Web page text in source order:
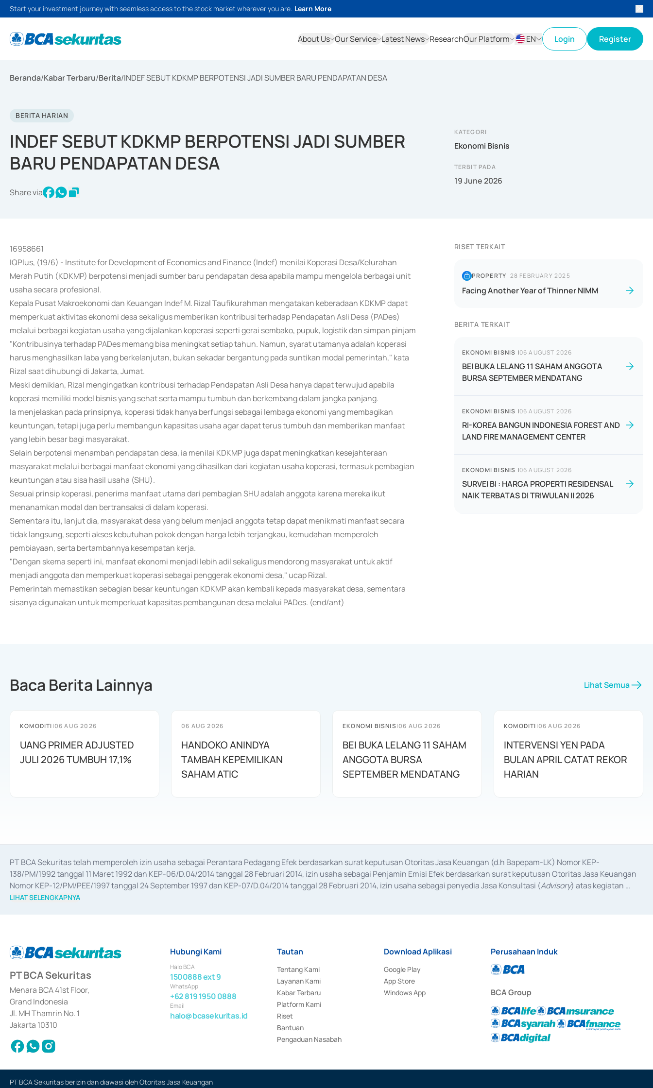
Start your investment journey with seamless access to the stock market wherever you are. Learn More
About Us Our Service Latest News ResearchOur Platform
EN
Login Register
Beranda/Kabar Terbaru/Berita/INDEF SEBUT KDKMP BERPOTENSI JADI SUMBER BARU PENDAPATAN DESA
BERITA HARIAN
INDEF SEBUT KDKMP BERPOTENSI JADI SUMBER
BARU PENDAPATAN DESA
Share via
KATEGORI
Ekonomi Bisnis
TERBIT PADA
19 June 2026
16958661
IQPlus, (19/6) - Institute for Development of Economics and Finance (Indef) menilai Koperasi Desa/Kelurahan
Merah Putih (KDKMP) berpotensi menjadi sumber baru pendapatan desa apabila mampu mengelola berbagai unit
usaha secara profesional.
Kepala Pusat Makroekonomi dan Keuangan Indef M. Rizal Taufikurahman mengatakan keberadaan KDKMP dapat
memperkuat aktivitas ekonomi desa sekaligus memberikan kontribusi terhadap Pendapatan Asli Desa (PADes)
melalui berbagai kegiatan usaha yang dijalankan koperasi seperti gerai sembako, pupuk, logistik dan simpan pinjam
"Kontribusinya terhadap PADes memang bisa meningkat setiap tahun. Namun, syarat utamanya adalah koperasi
harus menghasilkan laba yang berkelanjutan, bukan sekadar bergantung pada suntikan modal pemerintah," kata
Rizal saat dihubungi di Jakarta, Jumat.
Meski demikian, Rizal mengingatkan kontribusi terhadap Pendapatan Asli Desa hanya dapat terwujud apabila
koperasi memiliki model bisnis yang sehat serta mampu tumbuh dan berkembang dalam jangka panjang.
Ia menjelaskan pada prinsipnya, koperasi tidak hanya berfungsi sebagai lembaga ekonomi yang membagikan
keuntungan, tetapi juga perlu membangun kapasitas usaha agar dapat terus tumbuh dan memberikan manfaat
yang lebih besar bagi masyarakat.
Selain berpotensi menambah pendapatan desa, ia menilai KDKMP juga dapat meningkatkan kesejahteraan
masyarakat melalui berbagai manfaat ekonomi yang dihasilkan dari kegiatan usaha koperasi, termasuk pembagian
keuntungan atau sisa hasil usaha (SHU).
Sesuai prinsip koperasi, penerima manfaat utama dari pembagian SHU adalah anggota karena mereka ikut
menanamkan modal dan bertransaksi di dalam koperasi.
Sementara itu, lanjut dia, masyarakat desa yang belum menjadi anggota tetap dapat menikmati manfaat secara
tidak langsung, seperti akses kebutuhan pokok dengan harga lebih terjangkau, kemudahan memperoleh
pembiayaan, serta bertambahnya kesempatan kerja.
"Dengan skema seperti ini, manfaat ekonomi menjadi lebih adil sekaligus mendorong masyarakat untuk aktif
menjadi anggota dan memperkuat koperasi sebagai penggerak ekonomi desa," ucap Rizal.
Pemerintah memastikan sebagian besar keuntungan KDKMP akan kembali kepada masyarakat desa, sementara
sisanya digunakan untuk memperkuat kapasitas pembangunan desa melalui PADes. (end/ant)
RISET TERKAIT
PROPERTY| 28 FEBRUARY 2025
Facing Another Year of Thinner NIMM
BERITA TERKAIT
EKONOMI BISNIS |06 AUGUST 2026
BEI BUKA LELANG 11 SAHAM ANGGOTA
BURSA SEPTEMBER MENDATANG
EKONOMI BISNIS |06 AUGUST 2026
RI-KOREA BANGUN INDONESIA FOREST AND
LAND FIRE MANAGEMENT CENTER
EKONOMI BISNIS |06 AUGUST 2026
SURVEI BI : HARGA PROPERTI RESIDENSAL
NAIK TERBATAS DI TRIWULAN II 2026
Baca Berita Lainnya Lihat Semua
KOMODITI|06 AUG 2026
UANG PRIMER ADJUSTED
JULI 2026 TUMBUH 17,1%
06 AUG 2026
HANDOKO ANINDYA
TAMBAH KEPEMILIKAN
SAHAM ATIC
EKONOMI BISNIS|06 AUG 2026
BEI BUKA LELANG 11 SAHAM
ANGGOTA BURSA
SEPTEMBER MENDATANG
KOMODITI|06 AUG 2026
INTERVENSI YEN PADA
BULAN APRIL CATAT REKOR
HARIAN
PT BCA Sekuritas telah memperoleh izin usaha sebagai Perantara Pedagang Efek berdasarkan surat keputusan Otoritas Jasa Keuangan (d.h Bapepam-LK) Nomor KEP-
138/PM/1992 tanggal 11 Maret 1992 dan KEP-06/D.04/2014 tanggal 28 Februari 2014, izin usaha sebagai Penjamin Emisi Efek berdasarkan surat keputusan Otoritas Jasa Keuangan
Nomor KEP-12/PM/PEE/1997 tanggal 24 September 1997 dan KEP-07/D.04/2014 tanggal 28 Februari 2014, izin usaha sebagai penyedia Jasa Konsultasi (Advisory) atas kegiatan
merger, akuisisi, divestasi, dan
LIHAT SELENGKAPNYA
PT BCA Sekuritas
Menara BCA 41st Floor,
Grand Indonesia
Jl. MH Thamrin No. 1
Jakarta 10310
Hubungi Kami
Halo BCA
1500888 ext 9
WhatsApp
+62 819 1950 0888
Email
halo@bcasekuritas.id
Tautan
Tentang Kami
Layanan Kami
Kabar Terbaru
Platform Kami
Riset
Bantuan
Pengaduan Nasabah
Download Aplikasi
Google Play
App Store
Windows App
Perusahaan Induk
BCA Group
PT BCA Sekuritas berizin dan diawasi oleh Otoritas Jasa Keuangan